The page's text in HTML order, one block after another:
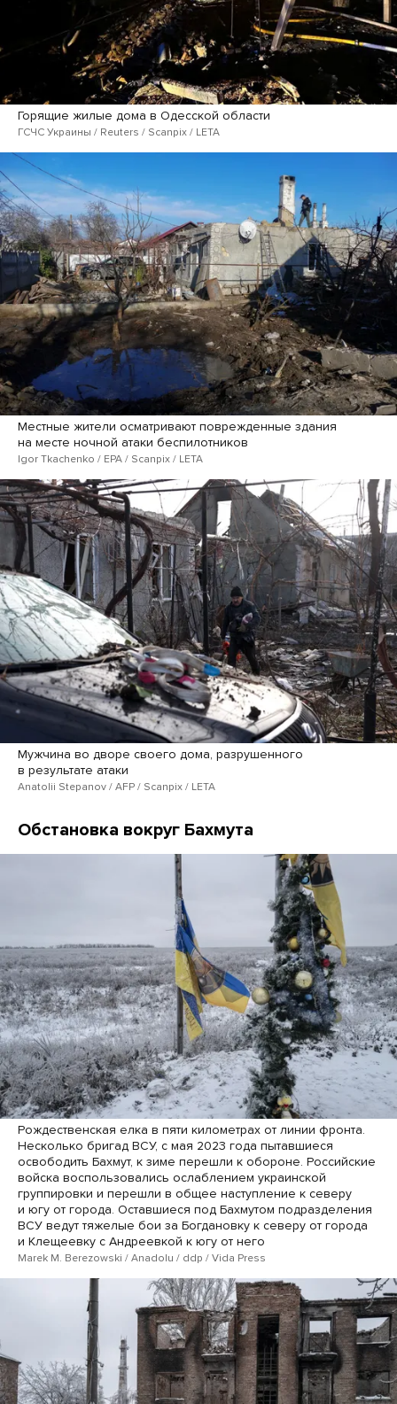
Горящие жилые дома в Одесской области
ГСЧС Украины / Reuters / Scanpix / LETA
Местные жители осматривают поврежденные здания
на месте ночной атаки беспилотников
Igor Tkachenko / EPA / Scanpix / LETA
Мужчина во дворе своего дома, разрушенного
в результате атаки
Anatolii Stepanov / AFP / Scanpix / LETA
Обстановка вокруг Бахмута
Рождественская елка в пяти километрах от линии фронта.
Несколько бригад ВСУ, с мая 2023 года пытавшиеся
освободить Бахмут, к зиме перешли к обороне. Российские
войска воспользовались ослаблением украинской
группировки и перешли в общее наступление к северу
и югу от города. Оставшиеся под Бахмутом подразделения
ВСУ ведут тяжелые бои за Богдановку к северу от города
и Клещеевку с Андреевкой к югу от него
Marek M. Berezowski / Anadolu / ddp / Vida Press